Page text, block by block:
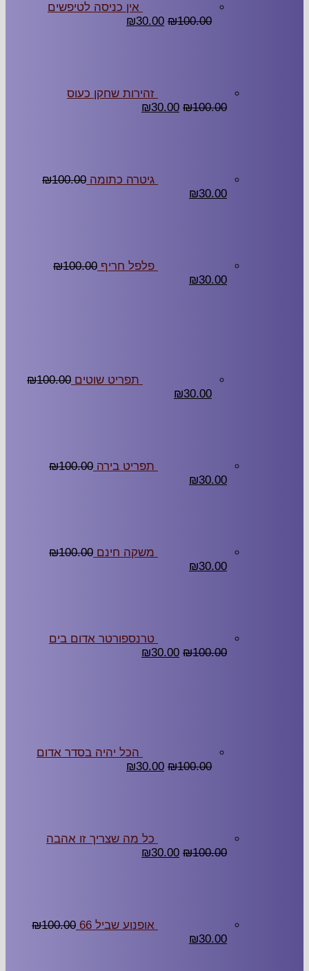
אין כניסה לטיפשים
₪100.00
₪30.00
זהירות שחקן כעוס
₪100.00
₪30.00
גיטרה כתומה ₪100.00
₪30.00
פלפל חריף ₪100.00
₪30.00
תפריט שוטים ₪100.00
₪30.00
תפריט בירה ₪100.00
₪30.00
משקה חינם ₪100.00
₪30.00
טרנספורטר אדום בים
₪100.00
₪30.00
הכל יהיה בסדר אדום
₪100.00
₪30.00
כל מה שצריך זו אהבה
₪100.00
₪30.00
אופנוע שביל 66 ₪100.00
₪30.00